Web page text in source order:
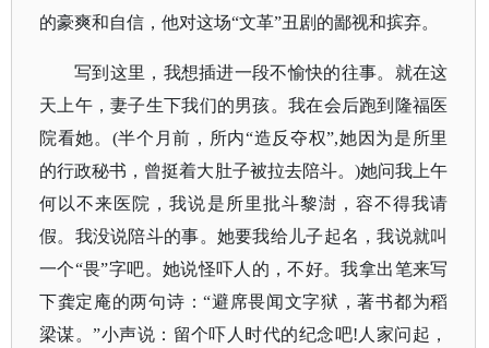
的豪爽和自信，他对这场“文革”丑剧的鄙视和摈弃。
写到这里，我想插进一段不愉快的往事。就在这
天上午，妻子生下我们的男孩。我在会后跑到隆福医
院看她。 (半个月前，所内“造反夺权”,她因为是所里
的行政秘书，曾挺着大肚子被拉去陪斗。)她问我上午
何以不来医院，我说是所里批斗黎澍，容不得我请
假。我没说陪斗的事。她要我给儿子起名，我说就叫
一个“畏”字吧。她说怪吓人的，不好。我拿出笔来写
下龚定庵的两句诗：“避席畏闻文字狱，著书都为稻
梁谋。”小声说：留个吓人时代的纪念吧!人家问起，